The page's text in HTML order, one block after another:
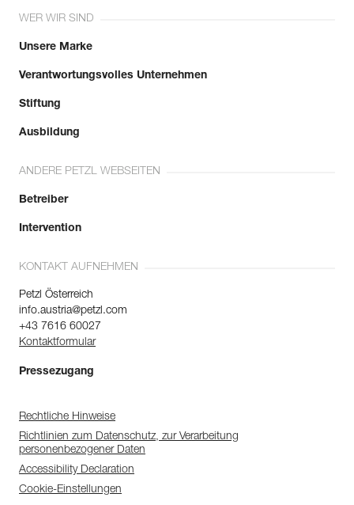
WER WIR SIND
Unsere Marke
Verantwortungsvolles Unternehmen
Stiftung
Ausbildung
ANDERE PETZL WEBSEITEN
Betreiber
Intervention
KONTAKT AUFNEHMEN
Petzl Österreich
info.austria@petzl.com
+43 7616 60027
Kontaktformular
Pressezugang
Rechtliche Hinweise
Richtlinien zum Datenschutz, zur Verarbeitung
personenbezogener Daten
Accessibility Declaration
Cookie-Einstellungen